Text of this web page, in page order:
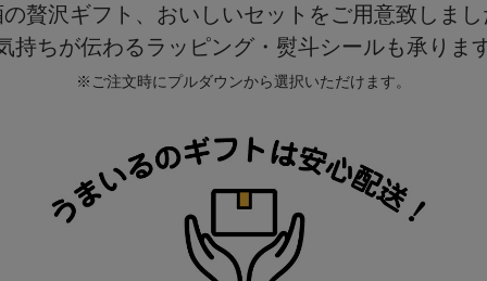
贅沢ギフト、おいしいセットをご用意致しま
持ちが伝わるラッピング・熨斗シールも承りま
※ご注文時にプルダウンから選択いただけます。